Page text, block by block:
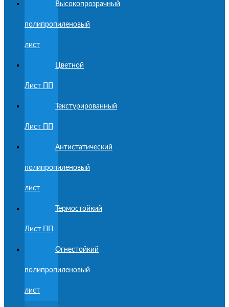
Высокопрозрачный
полипропиленовый
лист
Цветной
Лист ПП
Текстурированный
Лист ПП
Антистатический
полипропиленовый
лист
Термостойкий
Лист ПП
Огнестойкий
полипропиленовый
лист